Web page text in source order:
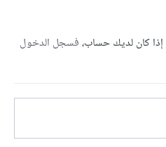
كان لديك حساب،فسجل الدخول